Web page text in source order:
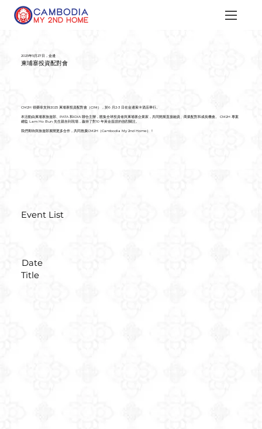
CM2H 很榮幸支持2025 柬埔寨投資配對會（CIM），於6 月2-3 日在金邊索卡酒店舉行。
本活動由柬埔寨旅遊部、PATA 和IDIA 聯合主辦，匯集全球投資者與柬埔寨企業家，共同開展直接融資、商業配對和成長機會。 CM2H 專案
總監 Lam Ho Bun 先生親自到現場，贏得了對10 年黃金簽證的強烈關注。
我們期待與旅遊部展開更多合作，共同推廣CM2H（Cambodia My 2nd Home）！
2025年5月27日，金邊
柬埔寨投資配對會
Event List
Date
Title